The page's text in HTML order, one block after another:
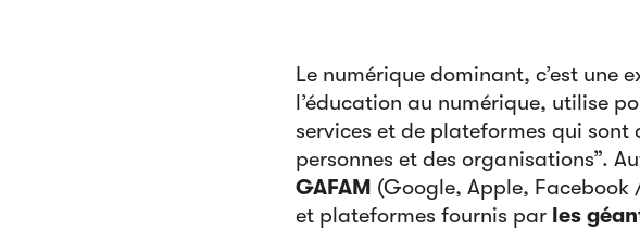
Le numérique dominant, c’est une
l’éducation au numérique, utilise
services et de plateformes qui
personnes et des organisations”.
GAFAM (Google, Apple, Facebook
et plateformes fournis par les